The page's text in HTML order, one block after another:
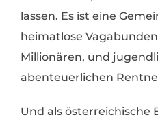
lassen. Es ist eine
heimatlose
Millionären, und
abenteuerlichen
Und als österreichische